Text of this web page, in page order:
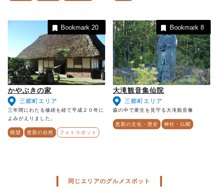
かやぶきの家
三郷町エリア
三年間にわたる修繕を経て平成２０年に
よみがえりました。
眺望 恵那の自然 フォトスポット
Bookmark 20
大滝観音集仙院
三郷町エリア
森の中で衆生を見守る大滝観音像
恵那の文化・歴史 神社・仏閣
Bookmark 8
同じエリアのグルメスポット